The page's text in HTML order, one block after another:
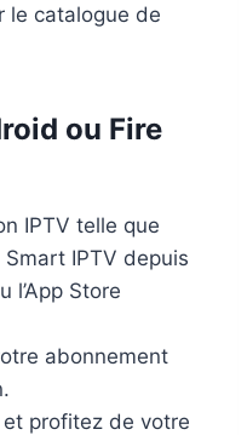
le catalogue de
ou Fire
IPTV telle que
IPTV depuis
l’App Store
abonnement
profitez de votre